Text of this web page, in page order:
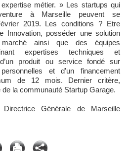
métier. » Les startups qui
à Marseille peuvent se
2019. Les conditions ? Etre
Innovation, posséder une solution
ainsi que des équipes
expertises techniques et
produit ou service fondé sur
et d’un financement
de 12 mois. Dernier critère,
la communauté Startup Garage.
Générale de Marseille